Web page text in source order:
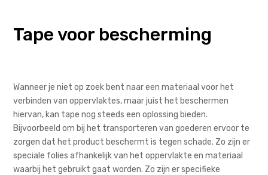
Tape voor bescherming
Wanneer je niet op zoek bent naar een materiaal voor het
verbinden van oppervlaktes, maar juist het beschermen
hiervan, kan tape nog steeds een oplossing bieden.
Bijvoorbeeld om bij het transporteren van goederen ervoor te
zorgen dat het product beschermt is tegen schade. Zo zijn er
speciale folies afhankelijk van het oppervlakte en materiaal
waarbij het gebruikt gaat worden. Zo zijn er specifieke